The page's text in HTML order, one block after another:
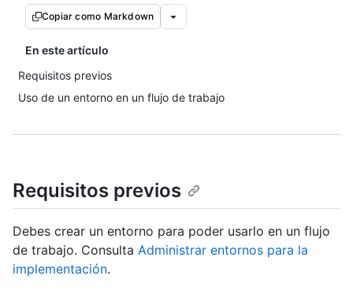
Copiar como Markdown
En este artículo
Requisitos previos
Uso de un entorno en un flujo de trabajo
Requisitos previos
Debes crear un entorno para poder usarlo en un flujo
de trabajo. Consulta Administrar entornos para la
implementación.